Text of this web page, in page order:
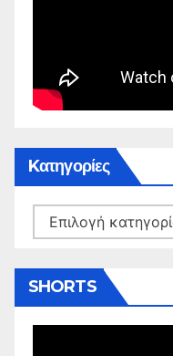
Kατηγορίες
Kατηγορίες
SHORTS